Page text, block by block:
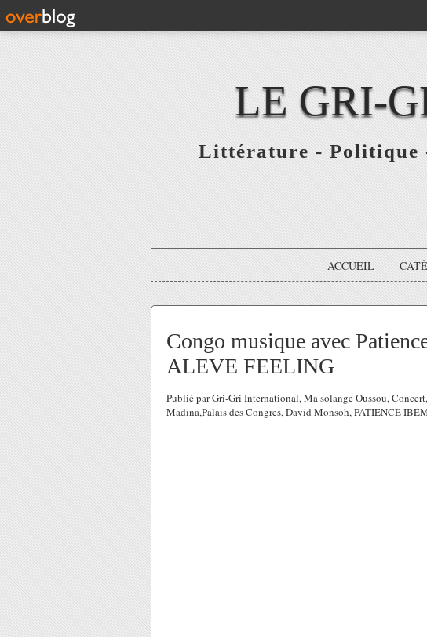
LE GRI-
Littérature - Politique
ACCUEIL
Congo musique avec
ALEVE FEELING
Publié par Gri-Gri International, Ma solange Oussou,
Madina,Palais des Congres, David Monsoh, PATIENCE